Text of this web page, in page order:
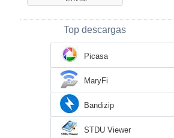
Top descargas
Picasa
MaryFi
Bandizip
STDU Viewer